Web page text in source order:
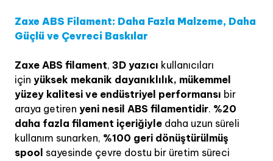
Zaxe ABS Filament: Daha Fazla Malzeme, Daha
Güçlü ve Çevreci Baskılar
Zaxe ABS filament, 3D yazıcı kullanıcıları
için yüksek mekanik dayanıklılık, mükemmel
yüzey kalitesi ve endüstriyel performansı bir
araya getiren yeni nesil ABS filamentidir. %20
daha fazla filament içeriğiyle daha uzun süreli
kullanım sunarken, %100 geri dönüştürülmüş
spool sayesinde çevre dostu bir üretim süreci